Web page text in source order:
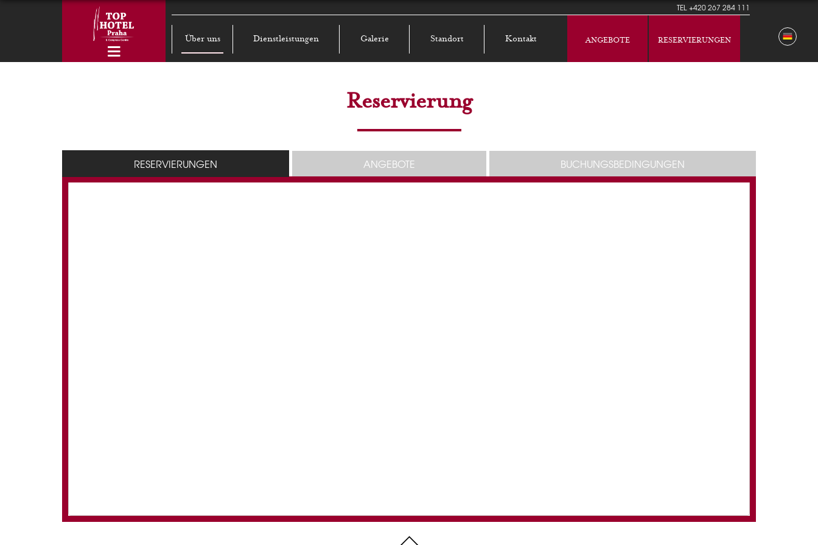
TEL+420 267 284 111
Über uns Dienstleistungen Galerie Standort Kontakt ANGEBOTE RESERVIERUNGEN
Reservierung
RESERVIERUNGEN ANGEBOTE BUCHUNGSBEDINGUNGEN